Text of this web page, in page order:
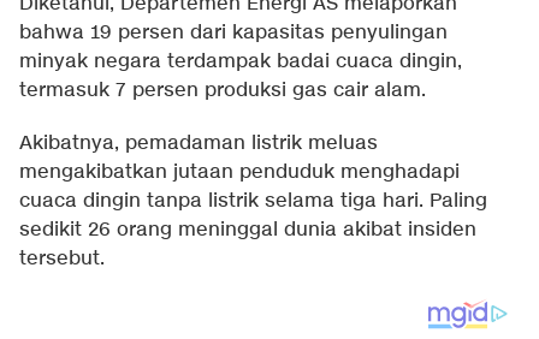
bahwa 19 persen dari kapasitas penyulingan
minyak negara terdampak badai cuaca dingin,
termasuk 7 persen produksi gas cair alam.
Akibatnya, pemadaman listrik meluas
mengakibatkan jutaan penduduk menghadapi
cuaca dingin tanpa listrik selama tiga hari. Paling
sedikit 26 orang meninggal dunia akibat insiden
tersebut.